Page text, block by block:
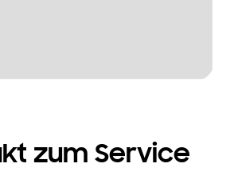
zum Service